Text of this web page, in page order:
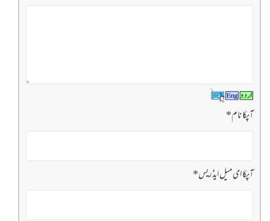
آپکا نام*
آپکا ای میل ایڈریس*